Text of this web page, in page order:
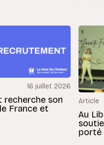
16 juillet 2026
recherche son
France et
Article
Au
porté